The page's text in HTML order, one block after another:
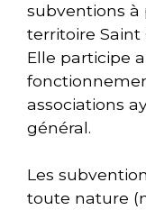
subventions à
territoire Saint
Elle participe
associations
général.
Les
toute nature